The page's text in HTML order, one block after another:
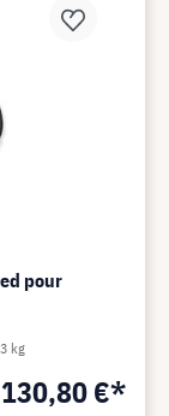
pour
130,80 €*
kg